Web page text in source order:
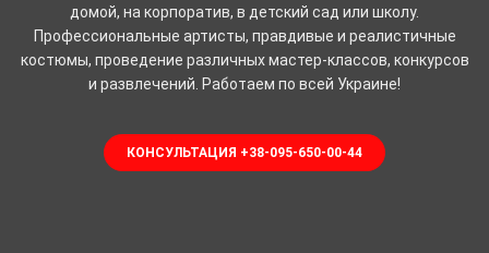
домой, на корпоратив, в детский сад или школу.
Профессиональные артисты, правдивые и реалистичные
костюмы, проведение различных мастер-классов, конкурсов
и развлечений. Работаем по всей Украине!
КОНСУЛЬТАЦИЯ +38-095-650-00-44